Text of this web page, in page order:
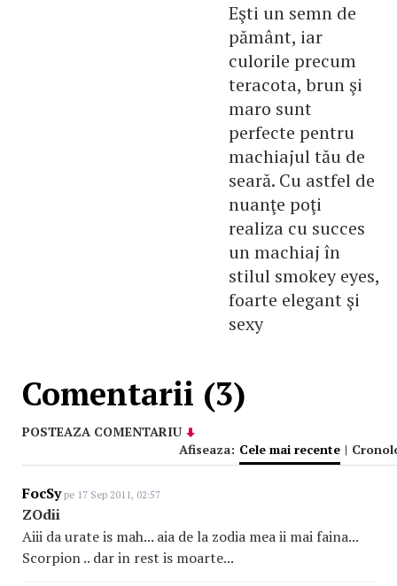
Eşti un semn de
pământ, iar
culorile precum
teracota, brun şi
maro sunt
perfecte pentru
machiajul tău de
seară. Cu astfel de
nuanţe poţi
realiza cu succes
un machiaj în
stilul smokey eyes,
foarte elegant şi
sexy
Comentarii (3)
POSTEAZA COMENTARIU
Afiseaza: Cele mai recente |
FocSype 17 Sep 2011, 02:57
ZOdii
Aiii da urate is mah... aia de la zodia mea ii mai faina...
Scorpion .. dar in rest is moarte...